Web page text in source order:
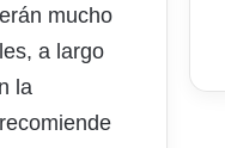
mucho
a largo
la